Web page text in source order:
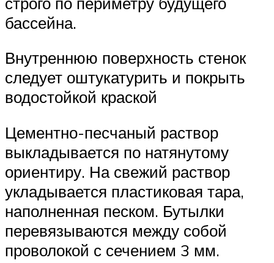
бассейна.
Внутреннюю поверхность стенок
следует оштукатурить и покрыть
водостойкой краской
Цементно-песчаный раствор
выкладывается по натянутому
ориентиру. На свежий раствор
укладывается пластиковая тара,
наполненная песком. Бутылки
перевязываются между собой
проволокой с сечением 3 мм.